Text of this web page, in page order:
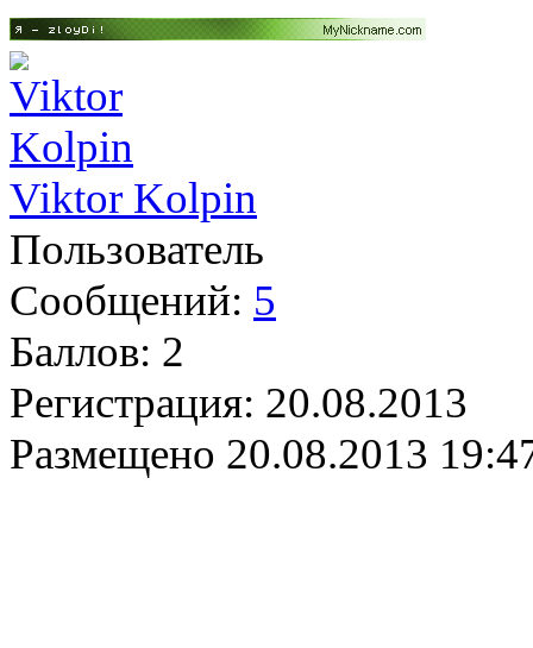
Viktor Kolpin
Пользователь
Сообщений: 5
Баллов: 2
Регистрация: 20.08.2013
Размещено 20.08.2013